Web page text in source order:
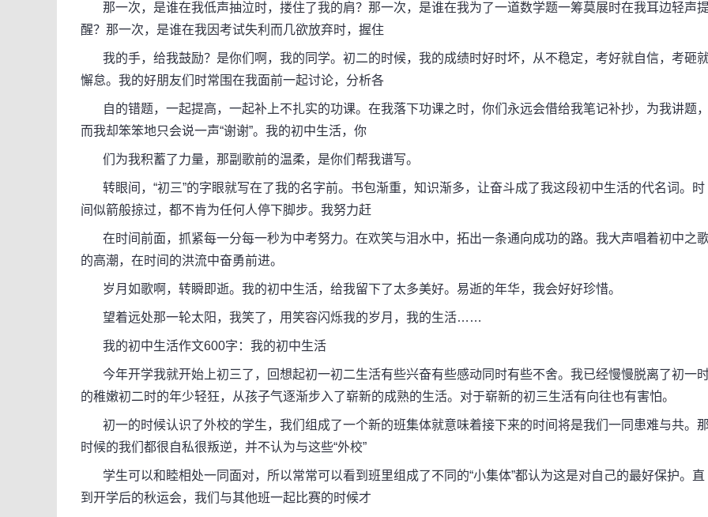
那一次，是谁在我低声抽泣时，搂住了我的肩？那一次，是谁在我为了一道数学题一筹莫展时在我耳边轻声提
醒？那一次，是谁在我因考试失利而几欲放弃时，握住
我的手，给我鼓励？是你们啊，我的同学。初二的时候，我的成绩时好时坏，从不稳定，考好就自信，考砸
懈怠。我的好朋友们时常围在我面前一起讨论，分析各
自的错题，一起提高，一起补上不扎实的功课。在我落下功课之时，你们永远会借给我笔记补抄，为我讲题，
而我却笨笨地只会说一声“谢谢”。我的初中生活，你
们为我积蓄了力量，那副歌前的温柔，是你们帮我谱写。
转眼间，“初三”的字眼就写在了我的名字前。书包渐重，知识渐多，让奋斗成了我这段初中生活的代名词。时
间似箭般掠过，都不肯为任何人停下脚步。我努力赶
在时间前面，抓紧每一分每一秒为中考努力。在欢笑与泪水中，拓出一条通向成功的路。我大声唱着初中之
的高潮，在时间的洪流中奋勇前进。
岁月如歌啊，转瞬即逝。我的初中生活，给我留下了太多美好。易逝的年华，我会好好珍惜。
望着远处那一轮太阳，我笑了，用笑容闪烁我的岁月，我的生活……
我的初中生活作文600字：我的初中生活
今年开学我就开始上初三了，回想起初一初二生活有些兴奋有些感动同时有些不舍。我已经慢慢脱离了初一
的稚嫩初二时的年少轻狂，从孩子气逐渐步入了崭新的成熟的生活。对于崭新的初三生活有向往也有害怕。
初一的时候认识了外校的学生，我们组成了一个新的班集体就意味着接下来的时间将是我们一同患难与共。那
时候的我们都很自私很叛逆，并不认为与这些“外校”
学生可以和睦相处一同面对，所以常常可以看到班里组成了不同的“小集体”都认为这是对自己的最好保护。直
到开学后的秋运会，我们与其他班一起比赛的时候才